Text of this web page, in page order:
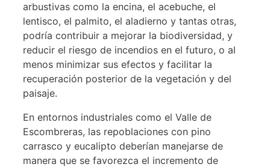
arbustivas como la encina, el acebuche, el
lentisco, el palmito, el aladierno y tantas otras,
podría contribuir a mejorar la biodiversidad, y
reducir el riesgo de incendios en el futuro, o al
menos minimizar sus efectos y facilitar la
recuperación posterior de la vegetación y del
paisaje.
En entornos industriales como el Valle de
Escombreras, las repoblaciones con pino
carrasco y eucalipto deberían manejarse de
manera que se favorezca el incremento de